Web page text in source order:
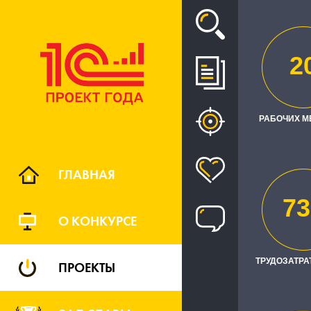
ГЛАВНАЯ
О КОНКУРСЕ
ПРОЕКТЫ
Проект
РАБОЧИХ